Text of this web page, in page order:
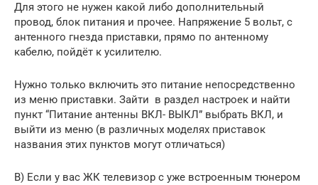
Для этого не нужен какой либо дополнительный
провод, блок питания и прочее. Напряжение 5 вольт, с
антенного гнезда приставки, прямо по антенному
кабелю, пойдёт к усилителю.
Нужно только включить это питание непосредственно
из меню приставки. Зайти в раздел настроек и найти
пункт “Питание антенны ВКЛ- ВЫКЛ” выбрать ВКЛ, и
выйти из меню (в различных моделях приставок
названия этих пунктов могут отличаться)
В) Если у вас ЖК телевизор с уже встроенным тюнером